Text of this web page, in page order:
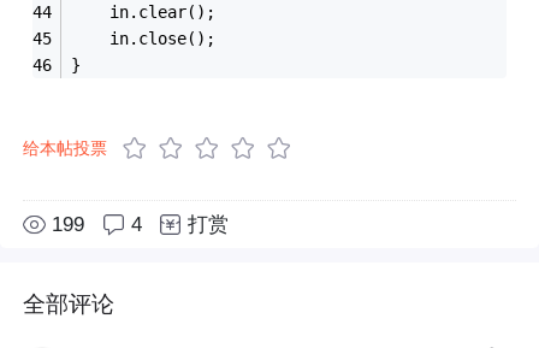
	in.clear();
	in.close();
}
给本帖投票
199 4 打赏
全部评论